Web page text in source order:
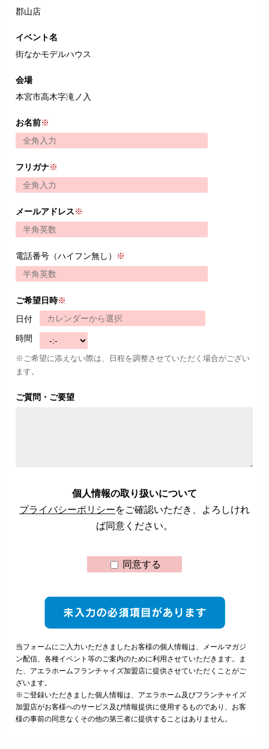
郡山店
イベント名
街なかモデルハウス
会場
本宮市高木字滝ノ入
お名前※
フリガナ※
メールアドレス※
電話番号（ハイフン無し） ※
ご希望日時※
日付
時間
※ご希望に添えない際は、日程を調整させていただく場合がござい
ます。
ご質問・ご要望
個人情報の取り扱いについて
プライバシーポリシーをご確認いただき、よろしけれ
ば同意ください。
同意する
当フォームにご入力いただきましたお客様の個人情報は、メールマガジ
ン配信、各種イベント等のご案内のために利用させていただきます。ま
た、アエラホームフランチャイズ加盟店に提供させていただくことがご
ざいます。
※ご登録いただきました個人情報は、アエラホーム及びフランチャイズ
加盟店がお客様へのサービス及び情報提供に使用するものであり、お客
様の事前の同意なくその他の第三者に提供することはありません。